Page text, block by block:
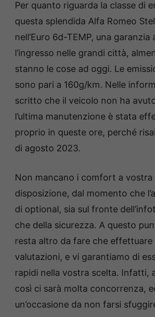
Per quanto riguarda la classe di
questa splendida Alfa Romeo
nell’Euro 6d-TEMP, una garanzia
l’ingresso nelle grandi città,
stanno le cose ad oggi. Le
sono pari a 160g/km. Nelle
scritto che il veicolo non ha
l’ultima manutenzione è stata
proprio in queste ore, perché
di agosto 2023.
Non mancano i comfort a vostra
disposizione, dal momento che
di optional, sia sul fronte
che della sicurezza. A questo
resta altro da fare che effettuare
valutazioni, e vi garantiamo di
rapidi nella vostra scelta. Infatti,
così ci sarà molta concorrenza,
un’occasione da non farsi